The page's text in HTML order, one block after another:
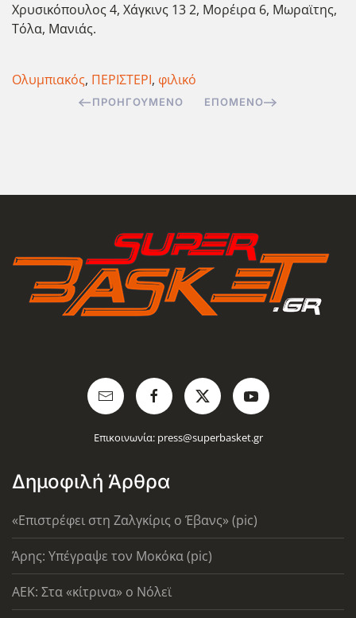
Χρυσικόπουλος 4, Χάγκινς 13 2, Μορέιρα 6, Μωραϊτης,
Τόλα, Μανιάς.
Ολυμπιακός, ΠΕΡΙΣΤΕΡΙ, φιλικό
ΠΡΟΗΓΟΎΜΕΝΟ ΕΠΌΜΕΝΟ
Επικοινωνία: press@superbasket.gr
Δημοφιλή Άρθρα
«Επιστρέφει στη Ζαλγκίρις ο Έβανς» (pic)
Άρης: Υπέγραψε τον Μοκόκα (pic)
AEK: Στα «κίτρινα» ο Νόλεϊ